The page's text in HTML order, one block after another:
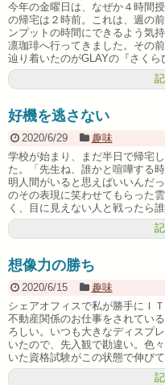
今年の金曜日は、なぜか４時間
の帰宅は２時前。これは、週の
ンプットの時間にできるよう気
凛珈琲へ行ってきました。その
辿り着いたのがGLAYの『さくら
好機を逃さない
2020/6/29
趣味
学校が始まり、まだ半日で帰宅
た。「先生ね、誰かと喧嘩する
明人間がいると思えばいいんだ
のその表現に笑わせてもらった
く、目に見えない人と戦ったら
想像力の勝ち
2020/6/15
趣味
シェアオフィスで私が勝手にＩ
不動産関係のお仕事をされてい
ろしい。いつも大きなディスプ
いたので、先入観で勘違い。色
いた資格試験がこの状態で伸び